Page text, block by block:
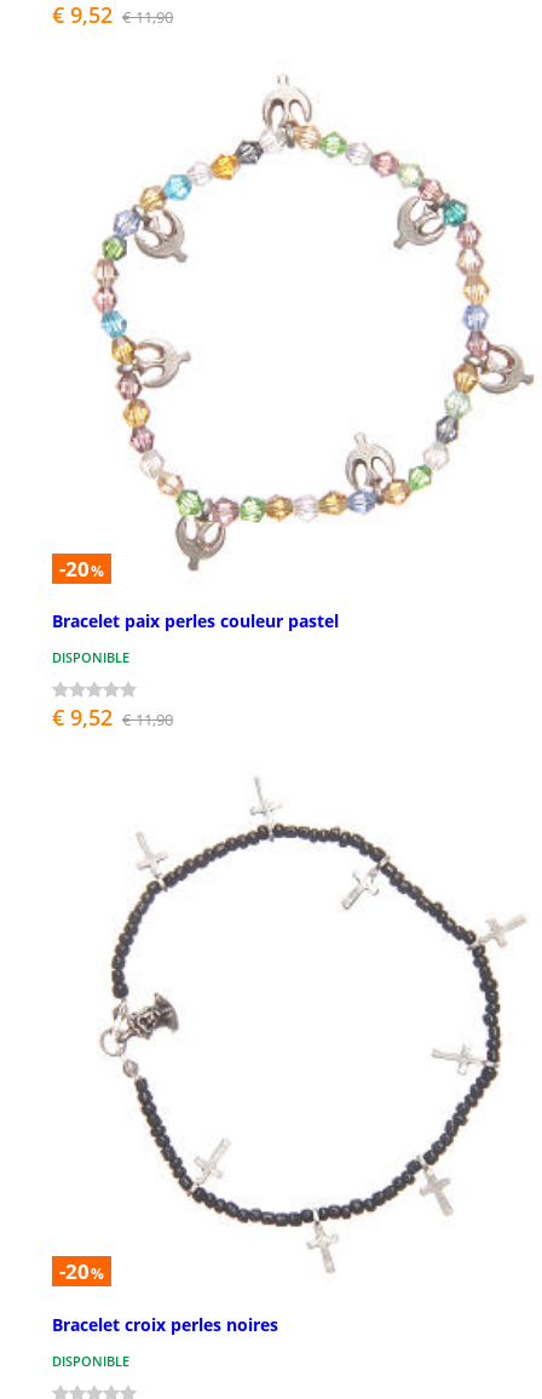
€ 9,52 € 11,90
-20%
Bracelet paix perles couleur pastel
DISPONIBLE
€ 9,52 € 11,90
-20%
Bracelet croix perles noires
DISPONIBLE